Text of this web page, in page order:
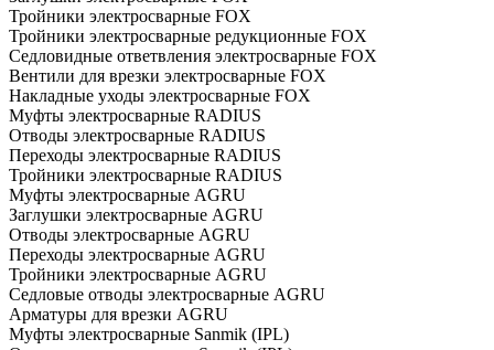
Тройники электросварные FOX
Тройники электросварные редукционные FOX
Седловидные ответвления электросварные FOX
Вентили для врезки электросварные FOX
Накладные уходы электросварные FOX
Муфты электросварные RADIUS
Отводы электросварные RADIUS
Переходы электросварные RADIUS
Тройники электросварные RADIUS
Муфты электросварные AGRU
Заглушки электросварные AGRU
Отводы электросварные AGRU
Переходы электросварные AGRU
Тройники электросварные AGRU
Седловые отводы электросварные AGRU
Арматуры для врезки AGRU
Муфты электросварные Sanmik (IPL)